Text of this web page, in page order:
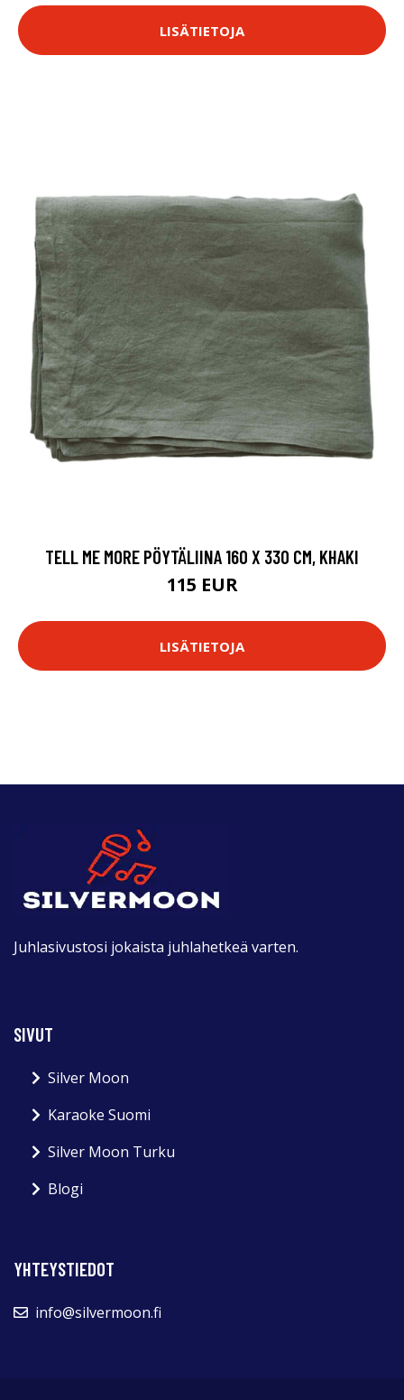
LISÄTIETOJA
TELL ME MORE PÖYTÄLIINA 160 X 330 CM, KHAKI
115 EUR
LISÄTIETOJA
Juhlasivustosi jokaista juhlahetkeä varten.
SIVUT
Silver Moon
Karaoke Suomi
Silver Moon Turku
Blogi
YHTEYSTIEDOT
info@silvermoon.fi